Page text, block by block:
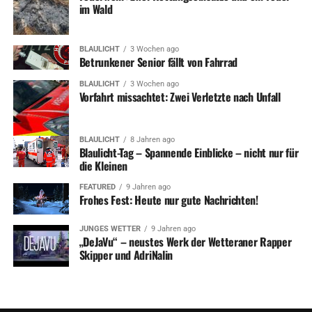
vergangenen sieben Tagen, liegt im Kreisgebiet bei 4,0
(Vortag 4,0).
Die bisher täglich gelieferten Informationen zu
Krankenhausbelegungen und Impfungen möchte die
Kreisverwaltung nun nicht mehr veröffentlichen.
27. Juni ++ 2 neue Fälle ++ Inzidenz bei 4 ++
Die Kreiserwaltung meldet bestätigte 13440 Fälle. Davon
seien 13028 Menschen wieder gesund, 49 aktuell
infiziert und 363 verstorben.
Virusvariante), Hattingen (2/1), Herdecke (3/0), Schwelm
(4/0), Sprockhövel (2/0), Wetter (2/1) und Witten (22/12).
In Breckerfeld und in Gevelsberg ist derzeit niemand
im Wald
BLAULICHT 3 Wochen ago
Betrunkener Senior fällt von Fahrrad
BLAULICHT 3 Wochen ago
Vorfahrt missachtet: Zwei Verletzte nach Unfall
BLAULICHT 8 Jahren ago
Blaulicht-Tag – Spannende Einblicke – nicht nur für
die Kleinen
FEATURED 9 Jahren ago
Frohes Fest: Heute nur gute Nachrichten!
JUNGES WETTER 9 Jahren ago
„DeJaVu“ – neustes Werk der Wetteraner Rapper
Skipper und AdriNalin